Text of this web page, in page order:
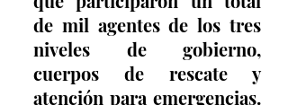
de mil agentes de los tres
niveles de gobierno,
cuerpos de rescate y
atención para emergencias.